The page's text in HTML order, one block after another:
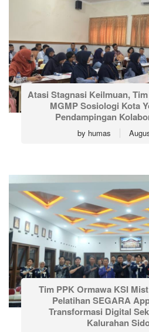
Atasi Stagnasi Keilmuan,
MGMP Sosiologi Kota
Pendampingan
by humas
Tim PPK Ormawa KSI
Pelatihan SEGARA
Transformasi Digital
Kalurahan